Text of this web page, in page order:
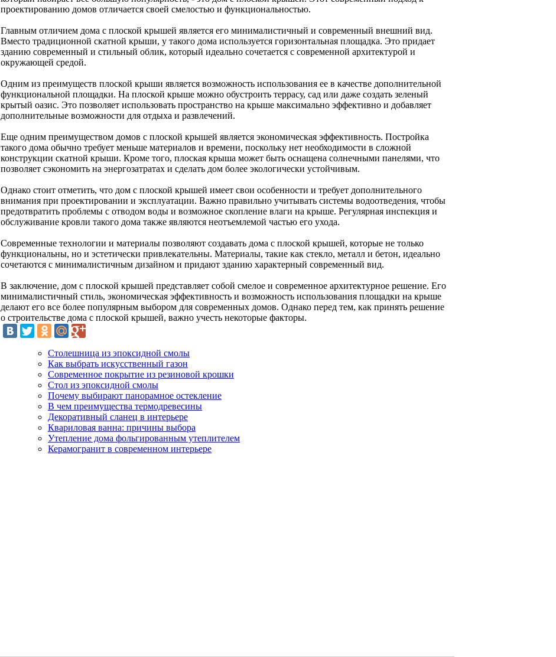
проектированию домов отличается своей смелостью и функциональностью.
Главным отличием дома с плоской крышей является его минималистичный и современный внешний вид.
Вместо традиционной скатной крыши, у такого дома используется горизонтальная площадка. Это придает
зданию современный и стильный облик, который идеально сочетается с современной архитектурой и
окружающей средой.
Одним из преимуществ плоской крыши является возможность использования ее в качестве дополнительной
функциональной площадки. На плоской крыше можно обустроить террасу, сад или даже создать зеленый
крытый оазис. Это позволяет использовать пространство на крыше максимально эффективно и добавляет
дополнительные возможности для отдыха и развлечений.
Еще одним преимуществом домов с плоской крышей является экономическая эффективность. Постройка
такого дома обычно требует меньше материалов и времени, поскольку нет необходимости в сложной
конструкции скатной крыши. Кроме того, плоская крыша может быть оснащена солнечными панелями, что
позволяет сэкономить на энергозатратах и сделать дом более экологически устойчивым.
Однако стоит отметить, что дом с плоской крышей имеет свои особенности и требует дополнительного
внимания при проектировании и эксплуатации. Важно правильно учитывать системы водоотведения, чтобы
предотвратить проблемы с отводом воды и возможное скопление влаги на крыше. Регулярная инспекция и
обслуживание кровли такого дома также являются неотъемлемой частью его ухода.
Современные технологии и материалы позволяют создавать дома с плоской крышей, которые не только
функциональны, но и эстетически привлекательны. Материалы, такие как стекло, металл и бетон, идеально
сочетаются с минималистичным дизайном и придают зданию характерный современный вид.
В заключение, дом с плоской крышей представляет собой смелое и современное архитектурное решение. Его
минималистичный стиль, экономическая эффективность и возможность использования площадки на крыше
делают его все более популярным выбором для современных домов. Однако перед тем, как принять решение
о строительстве дома с плоской крышей, важно учесть некоторые факторы.
Столешница из эпоксидной смолы
Как выбрать искусственный газон
Современное покрытие из резиновой крошки
Стол из эпоксидной смолы
Почему выбирают панорамное остекление
В чем преимущества термодревесины
Декоративный сланец в интерьере
Квариловая ванна: причины выбора
Утепление дома фольгированным утеплителем
Керамогранит в современном интерьере